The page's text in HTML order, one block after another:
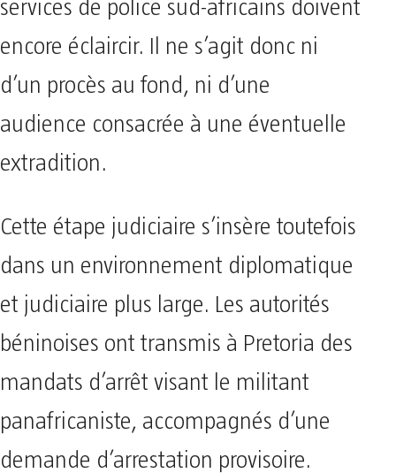
services de police sud-africains doivent
encore éclaircir. Il ne s’agit donc ni
d’un procès au fond, ni d’une
audience consacrée à une éventuelle
extradition.
Cette étape judiciaire s’insère toutefois
dans un environnement diplomatique
et judiciaire plus large. Les autorités
béninoises ont transmis à Pretoria des
mandats d’arrêt visant le militant
panafricaniste, accompagnés d’une
demande d’arrestation provisoire.